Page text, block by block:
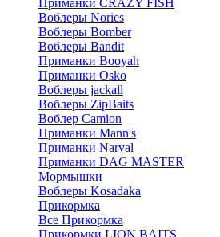
Приманки CRAZY FISH
Воблеры Nories
Воблеры Bomber
Воблеры Bandit
Приманки Booyah
Приманки Osko
Воблеры jackall
Воблеры ZipBaits
Воблер Camion
Приманки Mann's
Приманки Narval
Приманки DAG MASTER
Мормышки
Воблеры Kosadaka
Прикормка
Все Прикормка
Прикормки LION BAITS